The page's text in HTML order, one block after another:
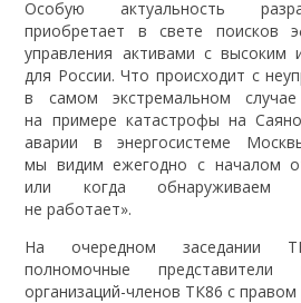
Особую актуальность
приобретает в свете поисков
управления активами с высоким
для России. Что происходит с
в самом экстремальном
на примере катастрофы на
аварии в энергосистеме
мы видим ежегодно с началом
или когда обнаруживаем
не работает».
На очередном заседании
полномочные
организаций-членов ТК86 с